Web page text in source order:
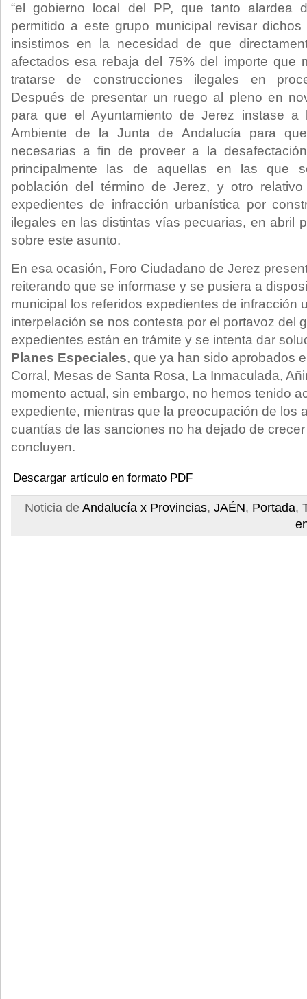
“el gobierno local del PP, que tanto alardea
permitido a este grupo municipal revisar
insistimos en la necesidad de que
afectados esa rebaja del 75% del importe que
tratarse de construcciones ilegales en
Después de presentar un ruego al pleno en
para que el Ayuntamiento de Jerez instase a
Ambiente de la Junta de Andalucía para
necesarias a fin de proveer a la
principalmente las de aquellas en las que
población del término de Jerez, y otro
expedientes de infracción urbanística por
ilegales en las distintas vías pecuarias, en abril
sobre este asunto.
En esa ocasión, Foro Ciudadano de Jerez
reiterando que se informase y se pusiera a
municipal los referidos expedientes de infracción
interpelación se nos contesta por el portavoz del
expedientes están en trámite y se intenta dar
Planes Especiales, que ya han sido aprobados
Corral, Mesas de Santa Rosa, La Inmaculada,
momento actual, sin embargo, no hemos tenido
expediente, mientras que la preocupación de los
cuantías de las sanciones no ha dejado de
concluyen.
Descargar artículo en formato PDF
Noticia de Andalucía x Provincias, JAÉN, Portada,